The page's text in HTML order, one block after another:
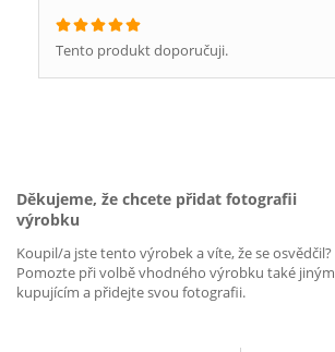
Tento produkt doporučuji.
Děkujeme, že chcete přidat fotografii
výrobku
Koupil/a jste tento výrobek a víte, že se osvědčil?
Pomozte při volbě vhodného výrobku také jiným
kupujícím a přidejte svou fotografii.